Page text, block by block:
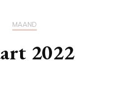
MAAND
2022